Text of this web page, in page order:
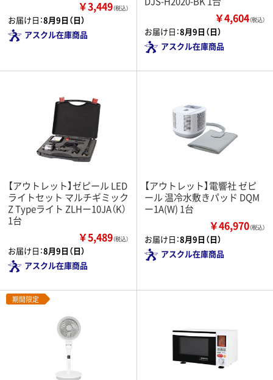
￥3,449（税込）
お届け日：8月9日（日）
アスクル在庫商品
￥4,604（税込）
お届け日：8月9日（日）
アスクル在庫商品
【アウトレット】ゼピール LED
ライトセット マルチギミック
Z Typeライト ZLHー10JA（K）
1台
￥5,489（税込）
お届け日：8月9日（日）
アスクル在庫商品
【アウトレット】電響社 ゼピ
ール 温冷水敷きパッド DQM
ー1A(W) 1台
￥46,970（税込）
お届け日：8月9日（日）
アスクル在庫商品
期間限定